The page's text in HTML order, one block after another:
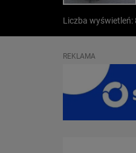
Liczba wyświetleń:
REKLAMA